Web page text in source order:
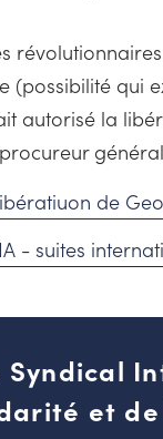
(possibilité qui
autorisé la
de
- suites
Syndical
et